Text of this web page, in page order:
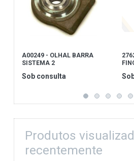
A00249 - OLHAL BARRA
SISTEMA 2
Sob consulta
Produtos
recentemente